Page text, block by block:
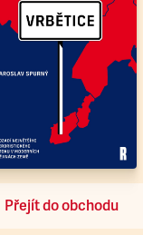
Přejít do obchodu